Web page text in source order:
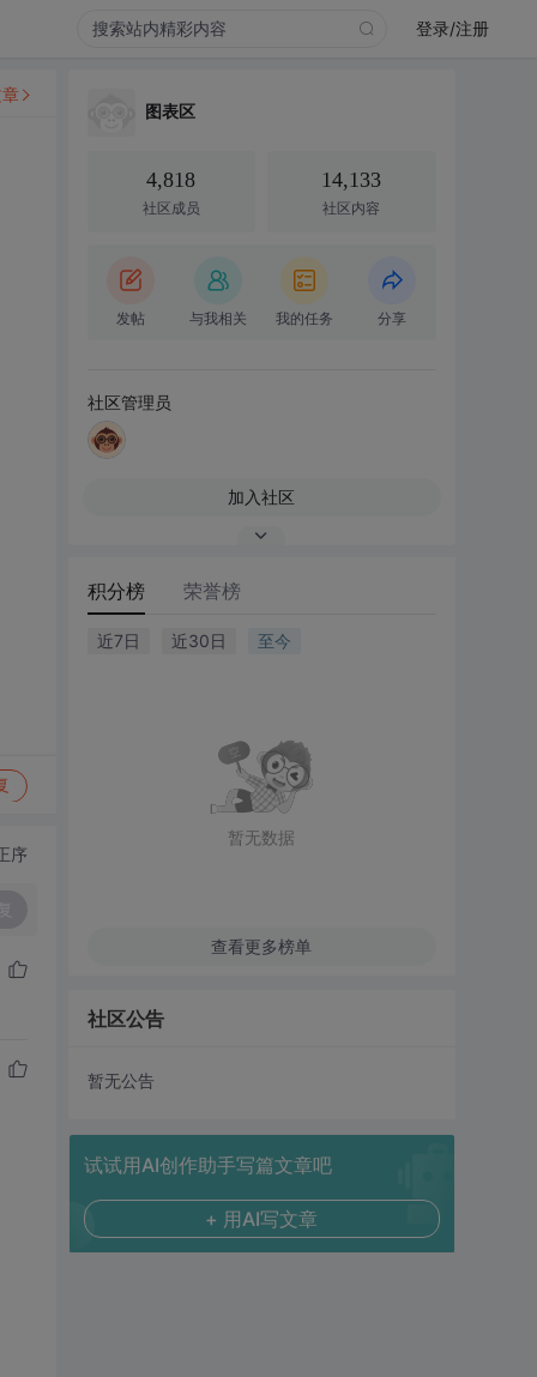
登录/注册
序
图表区
4,818
社区成员
14,133
社区内容
发帖 与我相关 我的任务 分享
社区管理员
加入社区
积分榜 荣誉榜
近7日 近30日 至今
暂无数据
查看更多榜单
社区公告
暂无公告
试试用AI创作助手写篇文章吧
+ 用AI写文章